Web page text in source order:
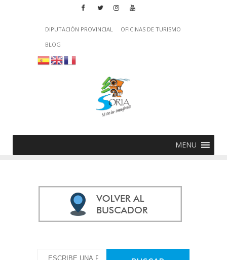
DIPUTACIÓN PROVINCIAL
OFICINAS DE TURISMO
BLOG
MENU